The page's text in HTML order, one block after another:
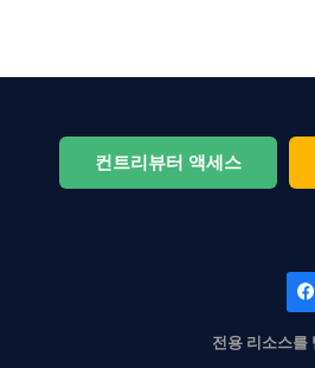
컨트리뷰터 액세스
전용 리소스를